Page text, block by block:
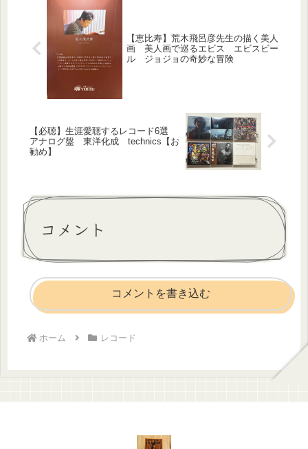
【恵比寿】荒木飛呂彦先生の描く美人
画 美人画で巡るエビス エビスビー
ル ジョジョの奇妙な冒険
【必聴】生涯愛聴するレコード6選
アナログ盤 東洋化成 technics【お
勧め】
コメント
コメントを書き込む
ホーム レコード